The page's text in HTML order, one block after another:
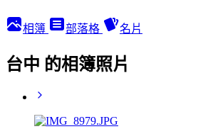
相簿 部落格 名片
台中 的相簿照片